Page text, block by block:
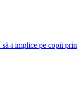
i implice pe copii